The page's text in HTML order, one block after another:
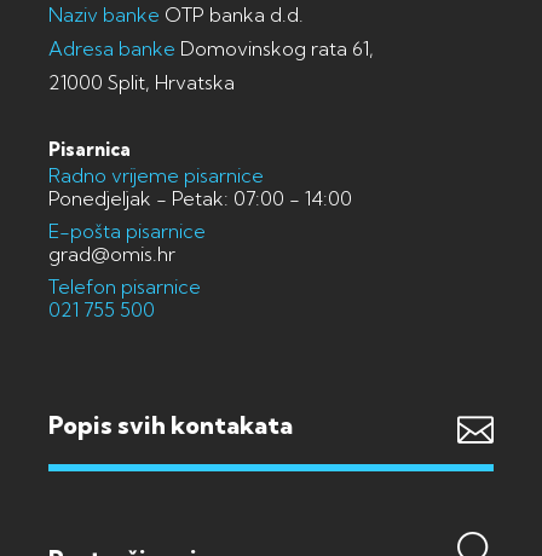
Naziv banke OTP banka d.d.
Adresa banke Domovinskog rata 61,
21000 Split, Hrvatska
Pisarnica
Radno vrijeme pisarnice
Ponedjeljak - Petak: 07:00 - 14:00
E-pošta pisarnice
grad@omis.hr
Telefon pisarnice
021 755 500
Popis svih kontakata